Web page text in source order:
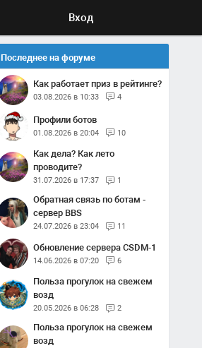
Вход
Последнее на форуме
Как работает приз в рейтинге?
03.08.2026 в 10:33 4
Профили ботов
01.08.2026 в 20:04 10
Как дела? Как лето
проводите?
31.07.2026 в 17:37 1
Обратная связь по ботам -
сервер BBS
24.07.2026 в 23:04 11
Обновление сервера CSDM-1
14.06.2026 в 07:20 6
Польза прогулок на свежем
возд
20.05.2026 в 06:28 2
Польза прогулок на свежем
возд